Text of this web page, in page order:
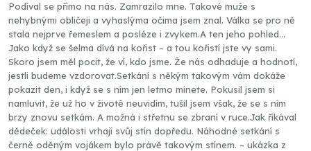
Podíval se přímo na nás. Zamrazilo mne. Takové muže s
nehybnými obličeji a vyhaslýma očima jsem znal. Válka se pro ně
stala nejprve řemeslem a posléze i zvykem.A ten jeho pohled...
Jako když se šelma dívá na kořist – a tou kořistí jste vy sami.
Skoro jsem měl pocit, že ví, kdo jsme. Že nás odhaduje a hodnotí,
jestli budeme vzdorovat.Setkání s někým takovým vám dokáže
pokazit den, i když se s ním jen letmo minete. Pokusil jsem si
namluvit, že už ho v životě neuvidím, tušil jsem však, že se s ním
brzy znovu setkám. A možná i střetnu se zbraní v ruce.Jak říkával
dědeček: události vrhají svůj stín dopředu. Náhodné setkání s
černě oděným vojákem bylo právě takovým stínem. – ukázka z